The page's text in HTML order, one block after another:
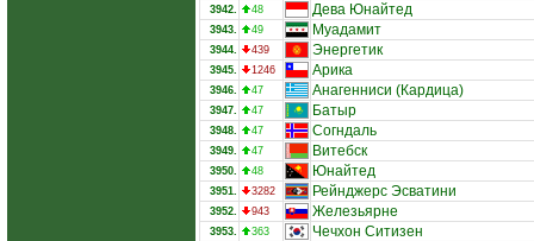
3942. 48 Дева Юнайтед
3943. 49 Муадамит
3944. 439 Энергетик
3945. 1246 Арика
3946. 47 Анагенниси (Кардица)
3947. 47 Батыр
3948. 47 Согндаль
3949. 47 Витебск
3950. 48 Юнайтед
3951. 3282 Рейнджерс Эсватини
3952. 943 Железьярне
3953. 363 Чечхон Ситизен